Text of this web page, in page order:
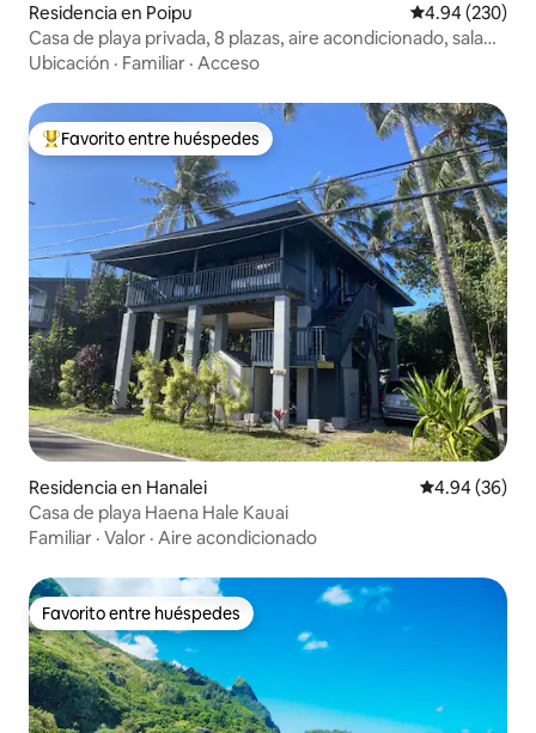
Residencia en Poipu Calificación
4.94 (230)
Casa de playa privada, 8 plazas, aire acondicionado, sala
de juegos
Ubicación · Familiar · Acceso
De los mejores en Favorito entre huéspedes
Favorito entre huéspedes
Residencia en Hanalei Calificación
4.94 (36)
Casa de playa Haena Hale Kauai
Familiar · Valor · Aire acondicionado
Favorito entre huéspedes
Favorito entre huéspedes